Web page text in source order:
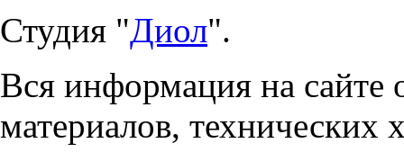
Студия "Диол".
Вся информация на сайте
материалов, технических